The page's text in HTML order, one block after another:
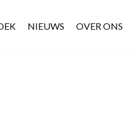
NIEUWS OVER ONS